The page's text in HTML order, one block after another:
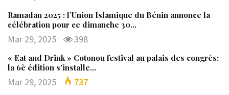
Ramadan 2025 : l’Union Islamique du Bénin annonce la
célébration pour ce dimanche 30…
Mar 29, 2025 398
« Eat and Drink » Cotonou festival au palais des congrès:
la 6è édition s’installe…
Mar 29, 2025 737